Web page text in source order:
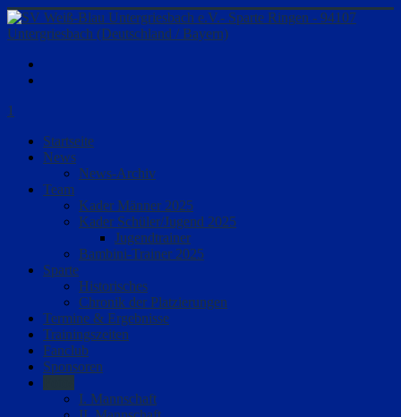
1
Startseite
News
News-Archiv
Team
Kader Männer 2025
Kader Schüler/Jugend 2025
Jugendtrainer
Bambini-Trainer 2025
Sparte
Historisches
Chronik der Platzierungen
Termine & Ergebnisse
Trainingszeiten
Fanclub
Sponsoren
I. Mannschaft